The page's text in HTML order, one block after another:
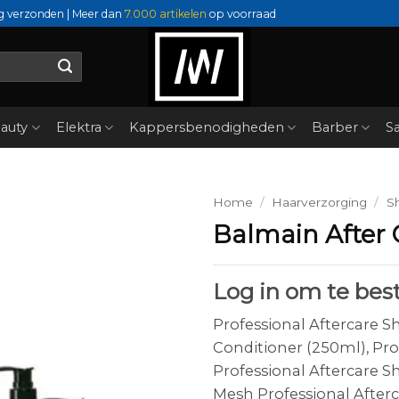
verzonden | Meer dan 7.000 artikelen op voorraad
Elektra Kappersbenodigheden Barber
Home / Haarverzorging /
Balmain After
Log in om te
Professional Aftercare
Conditioner (250ml),
Professional Aftercare
Mesh Professional